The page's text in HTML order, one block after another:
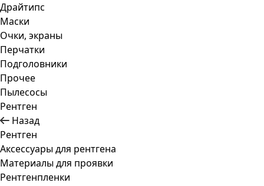
Драйтипс
Маски
Очки, экраны
Перчатки
Подголовники
Прочее
Пылесосы
Рентген
Назад
Рентген
Аксессуары для рентгена
Материалы для проявки
Рентгенпленки